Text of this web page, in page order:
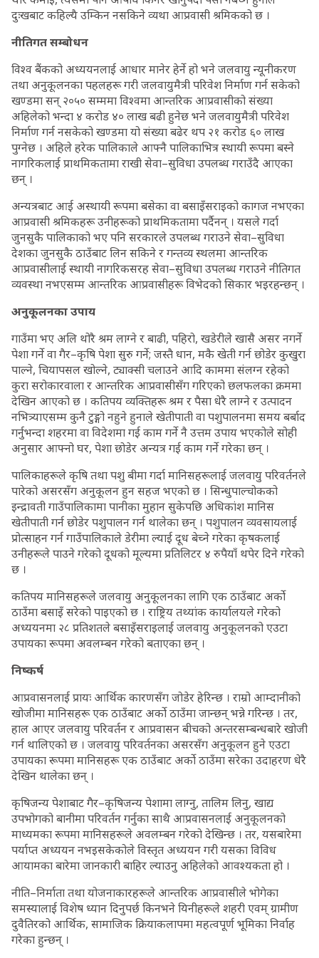
दुःखबाट कहिल्यै उम्किन नसकिने व्यथा आप्रवासी श्रमिकको छ ।
नीतिगत सम्बोधन
विश्व बैंकको अध्ययनलाई आधार मानेर हेर्ने हो भने जलवायु न्यूनीकरण
तथा अनुकूलनका पहलहरू गरी जलवायुमैत्री परिवेश निर्माण गर्न सकेको
खण्डमा सन् २०५० सम्ममा विश्वमा आन्तरिक आप्रवासीको संख्या
अहिलेको भन्दा ४ करोड ४० लाख बढी हुनेछ भने जलवायुमैत्री परिवेश
निर्माण गर्न नसकेको खण्डमा यो संख्या बढेर थप २१ करोड ६० लाख
पुग्नेछ । अहिले हरेक पालिकाले आफ्नै पालिकाभित्र स्थायी रूपमा बस्ने
नागरिकलाई प्राथमिकतामा राखी सेवा–सुविधा उपलब्ध गराउँदै आएका
छन् ।
अन्यत्रबाट आई अस्थायी रूपमा बसेका वा बसाइँसराइको कागज नभएका
आप्रवासी श्रमिकहरू उनीहरूको प्राथमिकतामा पर्दैनन् । यसले गर्दा
जुनसुकै पालिकाको भए पनि सरकारले उपलब्ध गराउने सेवा–सुविधा
देशका जुनसुकै ठाउँबाट लिन सकिने र गन्तव्य स्थलमा आन्तरिक
आप्रवासीलाई स्थायी नागरिकसरह सेवा–सुविधा उपलब्ध गराउने नीतिगत
व्यवस्था नभएसम्म आन्तरिक आप्रवासीहरू विभेदको सिकार भइरहन्छन् ।
अनुकूलनका उपाय
गाउँमा भए अलि थोरै श्रम लाग्ने र बाढी, पहिरो, खडेरीले खासै असर नगर्ने
पेशा गर्ने वा गैर–कृषि पेशा सुरु गर्ने; जस्तै धान, मकै खेती गर्न छोडेर कुखुरा
पाल्ने, चियापसल खोल्ने, ट्याक्सी चलाउने आदि काममा संलग्न रहेको
कुरा सरोकारवाला र आन्तरिक आप्रवासीसँग गरिएको छलफलका क्रममा
देखिन आएको छ । कतिपय व्यक्तिहरू श्रम र पैसा धेरै लाग्ने र उत्पादन
नभित्र्याएसम्म कुनै टुङ्गो नहुने हुनाले खेतीपाती वा पशुपालनमा समय बर्बाद
गर्नुभन्दा शहरमा वा विदेशमा गई काम गर्ने नै उत्तम उपाय भएकोले सोही
अनुसार आफ्नो घर, पेशा छोडेर अन्यत्र गई काम गर्ने गरेका छन् ।
पालिकाहरूले कृषि तथा पशु बीमा गर्दा मानिसहरूलाई जलवायु परिवर्तनले
पारेको असरसँग अनुकूलन हुन सहज भएको छ । सिन्धुपाल्चोकको
इन्द्रावती गाउँपालिकामा पानीका मुहान सुकेपछि अधिकांश मानिस
खेतीपाती गर्न छोडेर पशुपालन गर्न थालेका छन् । पशुपालन व्यवसायलाई
प्रोत्साहन गर्न गाउँपालिकाले डेरीमा ल्याई दूध बेच्ने गरेका कृषकलाई
उनीहरूले पाउने गरेको दूधको मूल्यमा प्रतिलिटर ४ रुपैयाँ थपेर दिने गरेको
छ ।
कतिपय मानिसहरूले जलवायु अनुकूलनका लागि एक ठाउँबाट अर्को
ठाउँमा बसाइँ सरेको पाइएको छ । राष्ट्रिय तथ्यांक कार्यालयले गरेको
अध्ययनमा २८ प्रतिशतले बसाइँसराइलाई जलवायु अनुकूलनको एउटा
उपायका रूपमा अवलम्बन गरेको बताएका छन् ।
निष्कर्ष
आप्रवासनलाई प्रायः आर्थिक कारणसँग जोडेर हेरिन्छ । राम्रो आम्दानीको
खोजीमा मानिसहरू एक ठाउँबाट अर्को ठाउँमा जान्छन् भन्ने गरिन्छ । तर,
हाल आएर जलवायु परिवर्तन र आप्रवासन बीचको अन्तरसम्बन्धबारे खोजी
गर्न थालिएको छ । जलवायु परिवर्तनका असरसँग अनुकूलन हुने एउटा
उपायका रूपमा मानिसहरू एक ठाउँबाट अर्को ठाउँमा सरेका उदाहरण धेरै
देखिन थालेका छन् ।
कृषिजन्य पेशाबाट गैर–कृषिजन्य पेशामा लाग्नु, तालिम लिनु, खाद्य
उपभोगको बानीमा परिवर्तन गर्नुका साथै आप्रवासनलाई अनुकूलनको
माध्यमका रूपमा मानिसहरूले अवलम्बन गरेको देखिन्छ । तर, यसबारेमा
पर्याप्त अध्ययन नभइसकेकोले विस्तृत अध्ययन गरी यसका विविध
आयामका बारेमा जानकारी बाहिर ल्याउनु अहिलेको आवश्यकता हो ।
नीति–निर्माता तथा योजनाकारहरूले आन्तरिक आप्रवासीले भोगेका
समस्यालाई विशेष ध्यान दिनुपर्छ किनभने यिनीहरूले शहरी एवम् ग्रामीण
दुवैतिरको आर्थिक, सामाजिक क्रियाकलापमा महत्वपूर्ण भूमिका निर्वाह
गरेका हुन्छन् ।